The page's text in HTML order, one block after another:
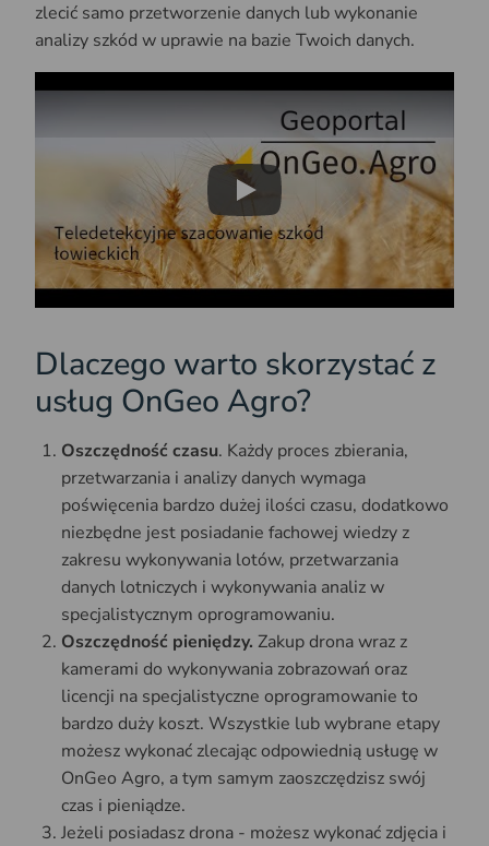
zlecić samo przetworzenie danych lub wykonanie
analizy szkód w uprawie na bazie Twoich danych.
Play
Dlaczego warto skorzystać z
usług OnGeo Agro?
Oszczędność czasu. Każdy proces zbierania,
przetwarzania i analizy danych wymaga
poświęcenia bardzo dużej ilości czasu, dodatkowo
niezbędne jest posiadanie fachowej wiedzy z
zakresu wykonywania lotów, przetwarzania
danych lotniczych i wykonywania analiz w
specjalistycznym oprogramowaniu.
Oszczędność pieniędzy. Zakup drona wraz z
kamerami do wykonywania zobrazowań oraz
licencji na specjalistyczne oprogramowanie to
bardzo duży koszt. Wszystkie lub wybrane etapy
możesz wykonać zlecając odpowiednią usługę w
OnGeo Agro, a tym samym zaoszczędzisz swój
czas i pieniądze.
Jeżeli posiadasz drona - możesz wykonać zdjęcia i